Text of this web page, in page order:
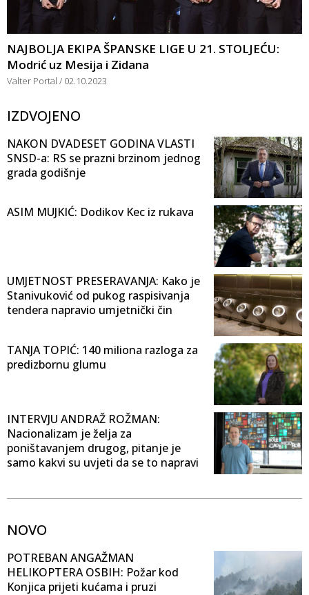
NAJBOLJA EKIPA ŠPANSKE LIGE U 21. STOLJEĆU:
Modrić uz Mesija i Zidana
Valter Portal 02.10.2023
IZDVOJENO
NAKON DVADESET GODINA VLASTI
SNSD-a: RS se prazni brzinom jednog
grada godišnje
ASIM MUJKIĆ: Dodikov Kec iz rukava
UMJETNOST PRESERAVANJA: Kako je
Stanivuković od pukog raspisivanja
tendera napravio umjetnički čin
TANJA TOPIĆ: 140 miliona razloga za
predizbornu glumu
INTERVJU ANDRAŽ ROŽMAN:
Nacionalizam je želja za
poništavanjem drugog, pitanje je
samo kakvi su uvjeti da se to napravi
NOVO
POTREBAN ANGAŽMAN
HELIKOPTERA OSBIH: Požar kod
Konjica prijeti kućama i pruzi